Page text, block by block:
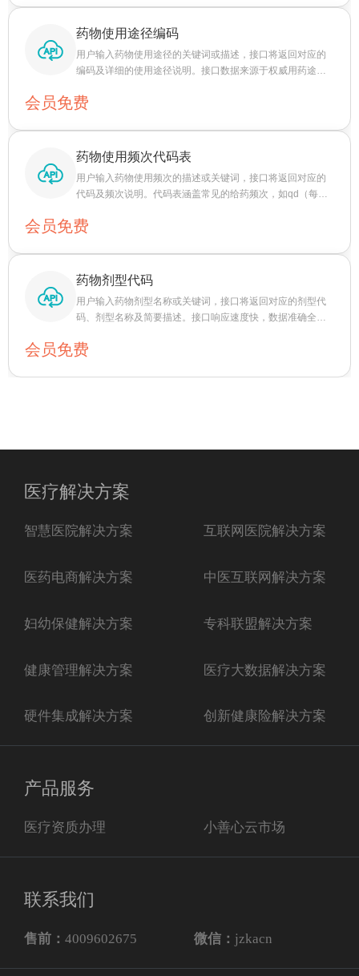
药物使用途径编码
用户输入药物使用途径的关键词或描述，接口将返回对应的
编码及详细的使用途径说明。接口数据来源于权威用药途径
会员免费
药物使用频次代码表
用户输入药物使用频次的描述或关键词，接口将返回对应的
代码及频次说明。代码表涵盖常见的给药频次，如qd（每日
的频次划分。
会员免费
药物剂型代码
用户输入药物剂型名称或关键词，接口将返回对应的剂型代
码、剂型名称及简要描述。接口响应速度快，数据准确全
会员免费
医疗解决方案
智慧医院解决方案 互联网医院解决方案
医药电商解决方案 中医互联网解决方案
妇幼保健解决方案 专科联盟解决方案
健康管理解决方案 医疗大数据解决方案
硬件集成解决方案 创新健康险解决方案
产品服务
医疗资质办理 小善心云市场
联系我们
售前： 4009602675 微信： jzkacn